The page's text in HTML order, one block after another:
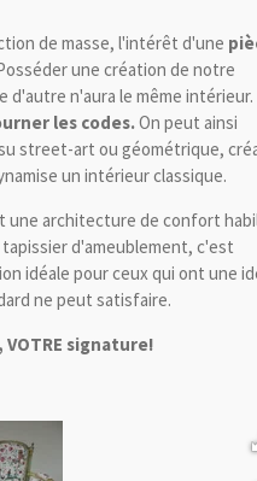
de masse, l'intérêt d'une
une création de notre
d'autre n'aura le même intérieur.
les codes.On peut ainsi
street-art ou géométrique,
un intérieur classique.
une architecture de confort
d'ameublement, c'est
idéale pour ceux qui ont une
ne peut satisfaire.
signature!